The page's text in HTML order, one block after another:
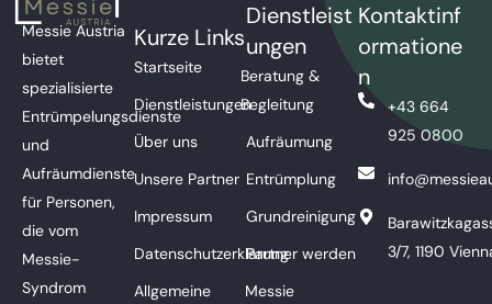
Messie Austria
bietet
spezialisierte
Entrümpelungsdienste
und
Aufräumdienste
für Personen,
die vom
Messie-
Syndrom
Kurze Links
Startseite
Dienstleistungen
Über uns
Unsere Partner
Impressum
Datenschutzerklärung
Allgemeine
Dienstleist
ungen
Beratung &
Begleitung
Aufräumung
Entrümplung
Grundreinigung
Partner werden
Messie
Kontaktinf
ormatione
n
+43 664
925 0800
3/7, 1190